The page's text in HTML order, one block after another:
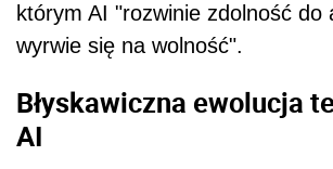
którym AI "rozwinie zdolność do
wyrwie się na wolność".
Błyskawiczna ewolucja
AI